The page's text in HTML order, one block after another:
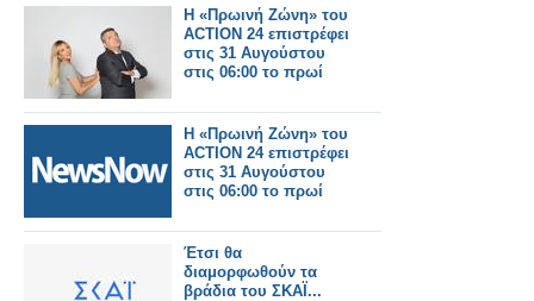
Η «Πρωινή Ζώνη» του
ACTION 24 επιστρέφει
στις 31 Αυγούστου
στις 06:00 το πρωί
Η «Πρωινή Ζώνη» του
ACTION 24 επιστρέφει
στις 31 Αυγούστου
στις 06:00 το πρωί
Έτσι θα
διαμορφωθούν τα
βράδια του ΣΚΑΪ...